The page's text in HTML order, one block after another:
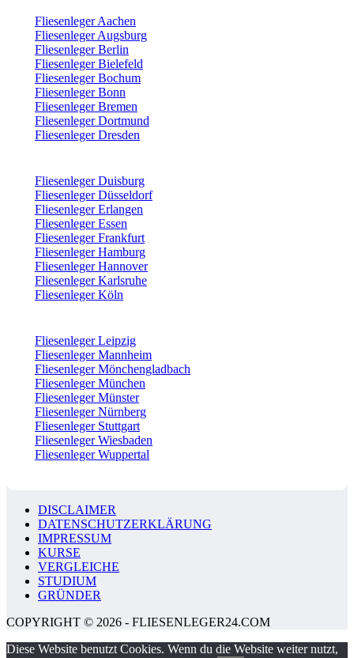
Fliesenleger Aachen
Fliesenleger Augsburg
Fliesenleger Berlin
Fliesenleger Bielefeld
Fliesenleger Bochum
Fliesenleger Bonn
Fliesenleger Bremen
Fliesenleger Dortmund
Fliesenleger Dresden
Fliesenleger Duisburg
Fliesenleger Düsseldorf
Fliesenleger Erlangen
Fliesenleger Essen
Fliesenleger Frankfurt
Fliesenleger Hamburg
Fliesenleger Hannover
Fliesenleger Karlsruhe
Fliesenleger Köln
Fliesenleger Leipzig
Fliesenleger Mannheim
Fliesenleger Mönchengladbach
Fliesenleger München
Fliesenleger Münster
Fliesenleger Nürnberg
Fliesenleger Stuttgart
Fliesenleger Wiesbaden
Fliesenleger Wuppertal
DISCLAIMER
DATENSCHUTZERKLÄRUNG
IMPRESSUM
KURSE
VERGLEICHE
STUDIUM
GRÜNDER
COPYRIGHT © 2026 - FLIESENLEGER24.COM
Diese Website benutzt Cookies. Wenn du die Website weiter nutzt,